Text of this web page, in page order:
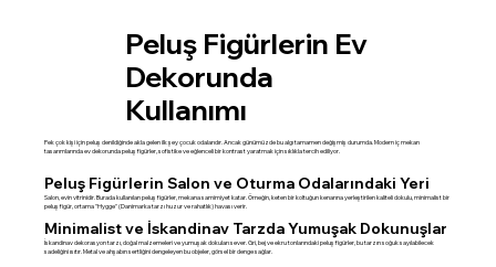
Peluş Figürlerin Ev
Dekorunda
Kullanımı
Pek çok kişi için peluş denildiğinde akla gelen ilk şey çocuk odalarıdır. Ancak günümüzde bu algı tamamen değişmiş durumda. Modern iç mekan
tasarımlarında ev dekorunda peluş figürler, sofistike ve eğlenceli bir kontrast yaratmak için sıklıkla tercih ediliyor.
Peluş Figürlerin Salon ve Oturma Odalarındaki Yeri
Salon, evin vitrinidir. Burada kullanılan peluş figürler, mekana samimiyet katar. Örneğin, keten bir koltuğun kenarına yerleştirilen kaliteli dokulu, minimalist bir
peluş figür, ortama "Hygge" (Danimarka tarzı huzur ve rahatlık) havası verir.
Minimalist ve İskandinav Tarzda Yumuşak Dokunuşlar
İskandinav dekorasyon tarzı, doğal malzemeleri ve yumuşak dokuları sever. Gri, bej ve ekru tonlarındaki peluş figürler, bu tarzın soğuk sayılabilecek
sadeliğini ısıtır. Metal ve ahşabın sertliğini dengeleyen bu objeler, görsel bir denge sağlar.